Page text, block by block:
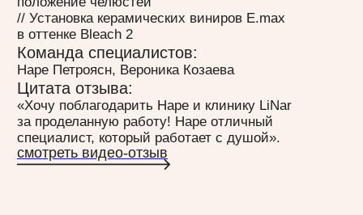
// Лечение кариесов и каналов
// Удаление зубов
// Установка имплантов
// Установка коронок на импланты
// Установка керамических виниров E.max
Команда специалистов:
Наре Петроясн, Лилит Петросян, Вероника
Козаева, Александр Майборода
Цитата отзыва:
«Безумно рада, что попала сюда и моя жизнь
уже начала меняться после того как у меня
появилась новая улыбка. Спасибо!».
смотреть видео-отзыв